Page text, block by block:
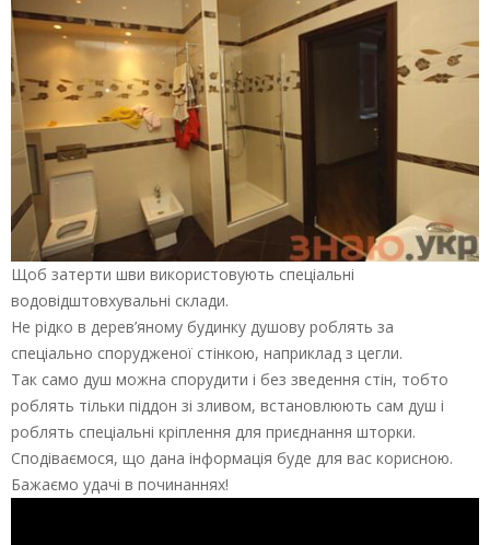
Щоб затерти шви використовують спеціальні
водовідштовхувальні склади.
Не рідко в дерев’яному будинку душову роблять за
спеціально спорудженої стінкою, наприклад з цегли.
Так само душ можна спорудити і без зведення стін, тобто
роблять тільки піддон зі зливом, встановлюють сам душ і
роблять спеціальні кріплення для приєднання шторки.
Сподіваємося, що дана інформація буде для вас корисною.
Бажаємо удачі в починаннях!